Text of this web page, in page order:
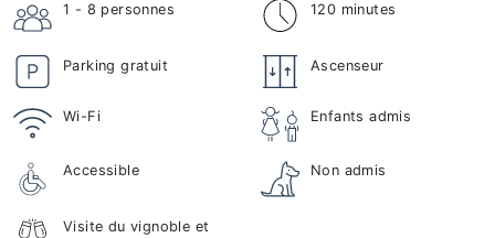
1 - 8 personnes 120 minutes
Parking gratuit Ascenseur
Wi-Fi Enfants admis
Accessible Non admis
Visite du vignoble et